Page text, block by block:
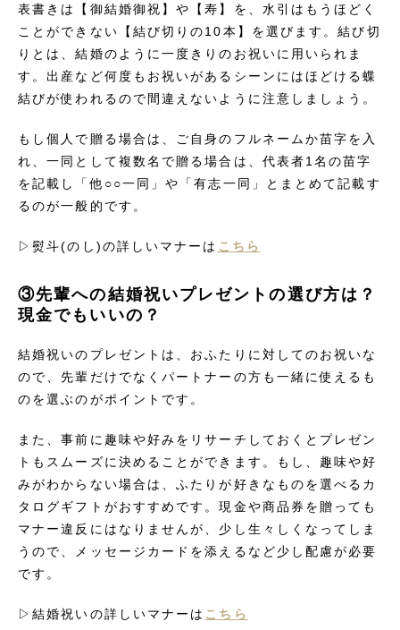
表書きは【御結婚御祝】や【寿】を、水引はもうほどく
ことができない【結び切りの10本】を選びます。結び切
りとは、結婚のように一度きりのお祝いに用いられま
す。出産など何度もお祝いがあるシーンにはほどける蝶
結びが使われるので間違えないように注意しましょう。
もし個人で贈る場合は、ご自身のフルネームか苗字を入
れ、一同として複数名で贈る場合は、代表者1名の苗字
を記載し「他○○一同」や「有志一同」とまとめて記載す
るのが一般的です。
▷熨斗(のし)の詳しいマナーは こちら
③先輩への結婚祝いプレゼントの選び方は？
現金でもいいの？
結婚祝いのプレゼントは、おふたりに対してのお祝いな
ので、先輩だけでなくパートナーの方も一緒に使えるも
のを選ぶのがポイントです。
また、事前に趣味や好みをリサーチしておくとプレゼン
トもスムーズに決めることができます。もし、趣味や好
みがわからない場合は、ふたりが好きなものを選べるカ
タログギフトがおすすめです。現金や商品券を贈っても
マナー違反にはなりませんが、少し生々しくなってしま
うので、メッセージカードを添えるなど少し配慮が必要
です。
▷結婚祝いの詳しいマナーは こちら